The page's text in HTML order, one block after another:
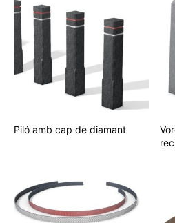
Piló amb cap de diamant